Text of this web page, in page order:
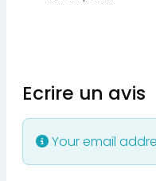
Ecrire un avis
Your email